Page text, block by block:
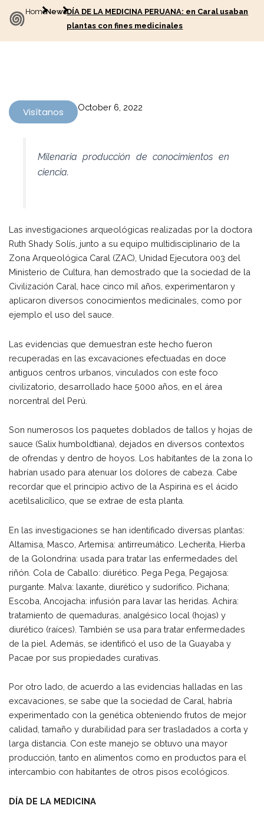
HomeNewsDÍA DE LA MEDICINA PERUANA: en Caral usaban
plantas con fines medicinales
Visítanos October 6, 2022
Milenaria producción de conocimientos en
ciencia.
Las investigaciones arqueológicas realizadas por la doctora
Ruth Shady Solís, junto a su equipo multidisciplinario de la
Zona Arqueológica Caral (ZAC), Unidad Ejecutora 003 del
Ministerio de Cultura, han demostrado que la sociedad de la
Civilización Caral, hace cinco mil años, experimentaron y
aplicaron diversos conocimientos medicinales, como por
ejemplo el uso del sauce.
Las evidencias que demuestran este hecho fueron
recuperadas en las excavaciones efectuadas en doce
antiguos centros urbanos, vinculados con este foco
civilizatorio, desarrollado hace 5000 años, en el área
norcentral del Perú.
Son numerosos los paquetes doblados de tallos y hojas de
sauce (Salix humboldtiana), dejados en diversos contextos
de ofrendas y dentro de hoyos. Los habitantes de la zona lo
habrían usado para atenuar los dolores de cabeza. Cabe
recordar que el principio activo de la Aspirina es el ácido
acetilsalicílico, que se extrae de esta planta.
En las investigaciones se han identificado diversas plantas:
Altamisa, Masco, Artemisa: antirreumático. Lecherita, Hierba
de la Golondrina: usada para tratar las enfermedades del
riñón. Cola de Caballo: diurético. Pega Pega, Pegajosa:
purgante. Malva: laxante, diurético y sudorífico. Pichana;
Escoba, Ancojacha: infusión para lavar las heridas. Achira:
tratamiento de quemaduras, analgésico local (hojas) y
diurético (raíces). También se usa para tratar enfermedades
de la piel. Además, se identificó el uso de la Guayaba y
Pacae por sus propiedades curativas.
Por otro lado, de acuerdo a las evidencias halladas en las
excavaciones, se sabe que la sociedad de Caral, habría
experimentado con la genética obteniendo frutos de mejor
calidad, tamaño y durabilidad para ser trasladados a corta y
larga distancia. Con este manejo se obtuvo una mayor
producción, tanto en alimentos como en productos para el
intercambio con habitantes de otros pisos ecológicos.
DÍA DE LA MEDICINA